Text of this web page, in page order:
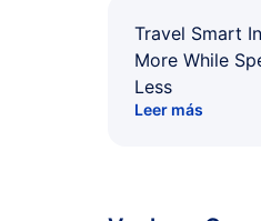
Travel Smart
More While
Less
Leer más